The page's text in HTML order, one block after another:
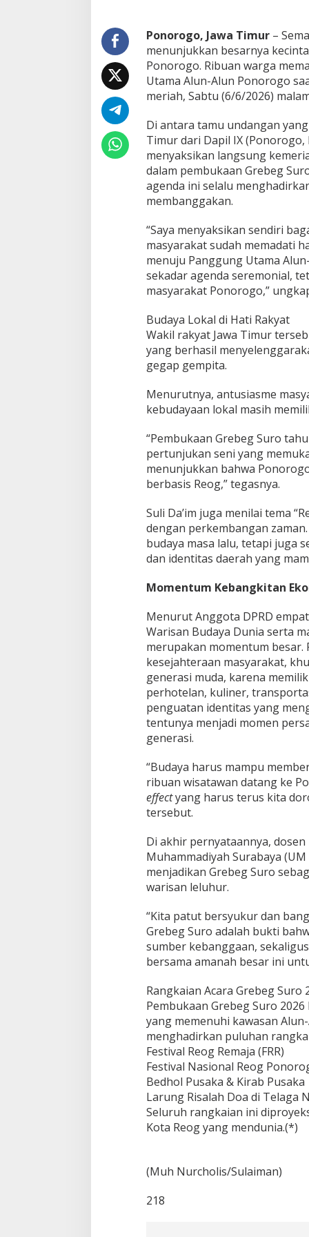
l
u
n
P
o
n
r
o
g
o
​Ponorogo, Jawa Timur–
menunjukkan besarnya
Ponorogo. Ribuan warga
Utama Alun-Alun Ponorogo
meriah, Sabtu (6/6/2026)
Di antara tamu undangan yang
Timur dari Dapil IX
menyaksikan langsung
dalam pembukaan Grebeg
agenda ini selalu
membanggakan.
“Saya menyaksikan sendiri
masyarakat sudah memadati
menuju Panggung Utama
sekadar agenda seremonial,
masyarakat Ponorogo,”
Budaya Lokal di Hati Rakyat
​Wakil rakyat Jawa Timur
yang berhasil
gegap gempita.
Menurutnya, antusiasme
kebudayaan lokal masih
“Pembukaan Grebeg Suro
pertunjukan seni yang
menunjukkan bahwa
berbasis Reog,” tegasnya.
Suli Da’im juga menilai tema
dengan perkembangan
budaya masa lalu, tetapi juga
dan identitas daerah yang
​Momentum Kebangkitan
Menurut Anggota DPRD
Warisan Budaya Dunia serta
merupakan momentum
kesejahteraan masyarakat,
generasi muda, karena
perhotelan, kuliner,
penguatan identitas yang
tentunya menjadi momen
generasi.
“Budaya harus mampu
ribuan wisatawan datang ke
effectyang harus terus kita
tersebut.
Di akhir pernyataannya,
Muhammadiyah Surabaya
menjadikan Grebeg Suro
warisan leluhur.
“Kita patut bersyukur dan
Grebeg Suro adalah bukti
sumber kebanggaan,
bersama amanah besar ini
Rangkaian Acara Grebeg Suro
Pembukaan Grebeg Suro
yang memenuhi kawasan
menghadirkan puluhan
​Festival Reog Remaja (FRR)
​Festival Nasional Reog
​Bedhol Pusaka & Kirab Pusaka
​Larung Risalah Doa di Telaga
​Seluruh rangkaian ini
Kota Reog yang mendunia.(*)
(Muh Nurcholis/Sulaiman)
218